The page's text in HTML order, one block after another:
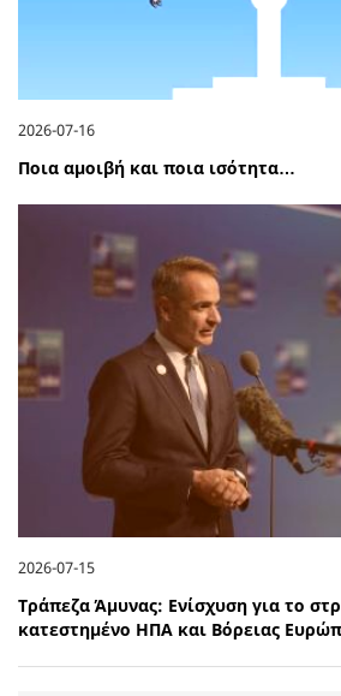
2026-07-16
Ποια αμοιβή και ποια ισότητα…
2026-07-15
Τράπεζα Άμυνας: Ενίσχυση για το
κατεστημένο ΗΠΑ και Βόρειας